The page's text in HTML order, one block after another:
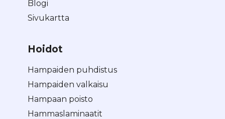
Blogi
Sivukartta
Hoidot
Hampaiden puhdistus
Hampaiden valkaisu
Hampaan poisto
Hammaslaminaatit